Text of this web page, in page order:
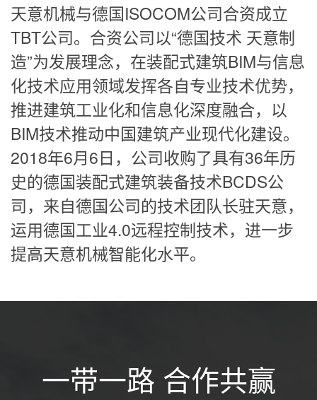
天意机械与德国ISOCOM公司合资成立
TBT公司。合资公司以“德国技术 天意制
造”为发展理念，在装配式建筑BIM与信息
化技术应用领域发挥各自专业技术优势，
推进建筑工业化和信息化深度融合，以
BIM技术推动中国建筑产业现代化建设。
2018年6月6日，公司收购了具有36年历
史的德国装配式建筑装备技术BCDS公
司，来自德国公司的技术团队长驻天意，
运用德国工业4.0远程控制技术，进一步
提高天意机械智能化水平。
一带一路 合作共赢